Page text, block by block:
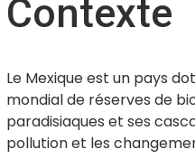
Contexte
Le Mexique est un pays
mondial de réserves de
paradisiaques et ses
pollution et les